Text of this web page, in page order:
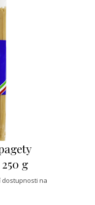
g
dostupnosti na